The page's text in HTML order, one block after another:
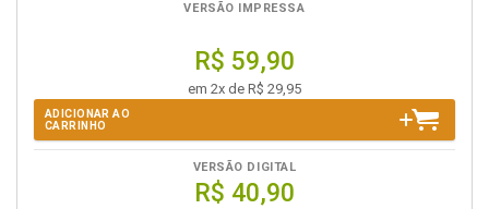
VERSÃO IMPRESSA
R$ 59,90
em 2x de R$ 29,95
ADICIONAR AO
CARRINHO
VERSÃO DIGITAL
R$ 40,90